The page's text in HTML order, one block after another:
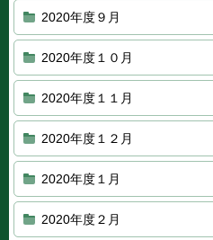
2020年度９月
2020年度１０月
2020年度１１月
2020年度１２月
2020年度１月
2020年度２月